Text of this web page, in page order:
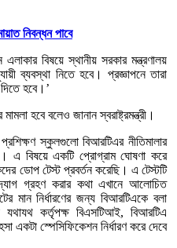
নিবন্ধন পাবে
বিষয়ে স্থানীয় সরকার মন্ত্রণালয়
ব্যবস্থা নিতে হবে। প্রজ্ঞাপনে তারা
হবে।’
হবে বলেও জানান স্বরাষ্ট্রমন্ত্রী।
স্কুলগুলো বিআরটিএর নীতিমালার
বিষয়ে একটি প্রোগ্রাম ঘোষণা করে
ডোপ টেস্ট প্রবর্তন করেছি। এ টেস্টটি
গ্রহণ করার কথা এখানে আলোচিত
মান নির্ধারণের জন্য বিআরটিএকে বলা
যথাযথ কর্তৃপক্ষ বিএসটিআই, বিআরটিএ
একটা স্পেসিফিকেশন নির্ধারণ করে দেবে